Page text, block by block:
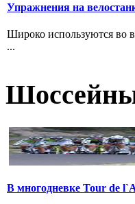
Упражнения на
Широко используются во
...
В многодневке Tour de